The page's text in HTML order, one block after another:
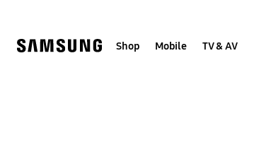
help
Shop Mobile TV & AV